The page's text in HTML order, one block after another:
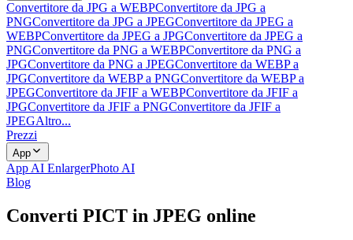
Convertitore da JPG a WEBPConvertitore da JPG a
PNGConvertitore da JPG a JPEGConvertitore da JPEG a
WEBPConvertitore da JPEG a JPGConvertitore da JPEG a
PNGConvertitore da PNG a WEBPConvertitore da PNG a
JPGConvertitore da PNG a JPEGConvertitore da WEBP a
JPGConvertitore da WEBP a PNGConvertitore da WEBP a
JPEGConvertitore da JFIF a WEBPConvertitore da JFIF a
JPGConvertitore da JFIF a PNGConvertitore da JFIF a
JPEGAltro...
Prezzi
App
App AI EnlargerPhoto AI
Blog
Converti PICT in JPEG online